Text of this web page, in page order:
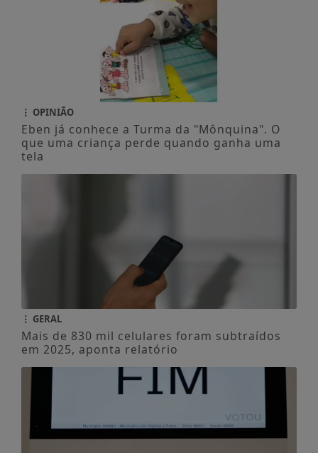
OPINIÃO
Eben já conhece a Turma da "Mônquina". O
que uma criança perde quando ganha uma
tela
GERAL
Mais de 830 mil celulares foram subtraídos
em 2025, aponta relatório